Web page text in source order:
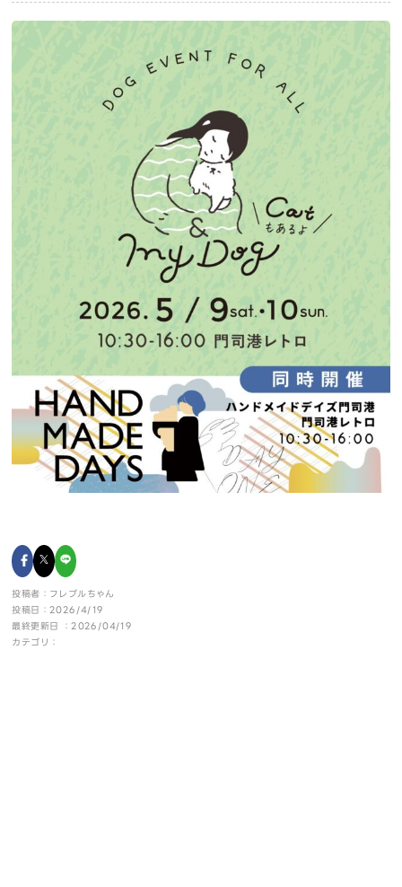
投稿者：フレブルちゃん
投稿日：2026/4/19
最終更新日 ：2026/04/19
カテゴリ：